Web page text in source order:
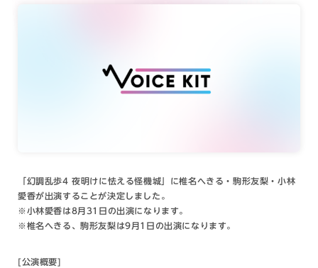
「幻調乱歩4 夜明けに怯える怪機城」に椎名へきる・駒形友梨・小林
愛香が出演することが決定しました。
※小林愛香は8月31日の出演になります。
※椎名へきる、駒形友梨は9月1日の出演になります。
[公演概要]